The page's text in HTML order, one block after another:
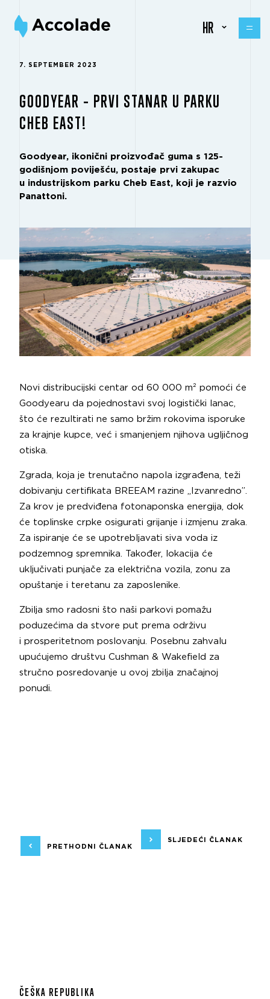
HR
7. SEPTEMBER 2023
GOODYEAR – PRVI STANAR U PARKU
CHEB EAST!
Goodyear, ikonični proizvođač guma s 125-
godišnjom poviješću, postaje prvi zakupac
u industrijskom parku Cheb East, koji je razvio
Panattoni.
Novi distribucijski centar od 60 000 m² pomoći će
Goodyearu da pojednostavi svoj logistički lanac,
što će rezultirati ne samo bržim rokovima isporuke
za krajnje kupce, već i smanjenjem njihova ugljičnog
otiska.
Zgrada, koja je trenutačno napola izgrađena, teži
dobivanju certifikata BREEAM razine „Izvanredno”.
Za krov je predviđena fotonaponska energija, dok
će toplinske crpke osigurati grijanje i izmjenu zraka.
Za ispiranje će se upotrebljavati siva voda iz
podzemnog spremnika. Također, lokacija će
uključivati punjače za električna vozila, zonu za
opuštanje i teretanu za zaposlenike.
Zbilja smo radosni što naši parkovi pomažu
poduzećima da stvore put prema održivu
i prosperitetnom poslovanju. Posebnu zahvalu
upućujemo društvu Cushman & Wakefield za
stručno posredovanje u ovoj zbilja značajnoj
ponudi.
PRETHODNI ČLANAK
SLJEDEĆI ČLANAK
ČEŠKA REPUBLIKA